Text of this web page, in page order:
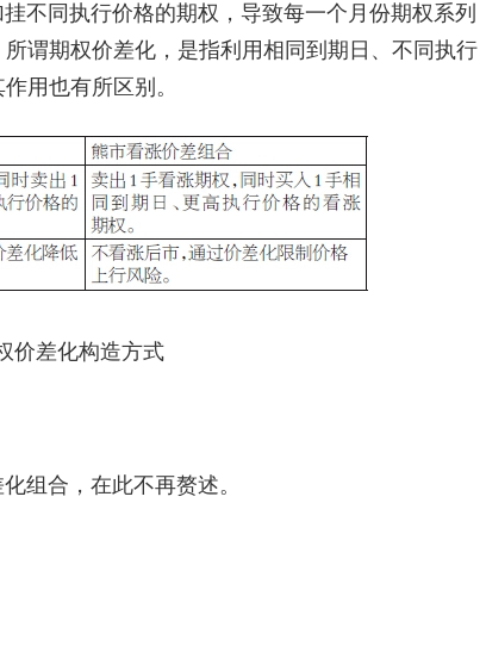
不同执行价格的期权，导致每一个月份期权系列
谓期权价差化，是指利用相同到期日、不同执行
用也有所区别。
价差化构造方式
组合，在此不再赘述。